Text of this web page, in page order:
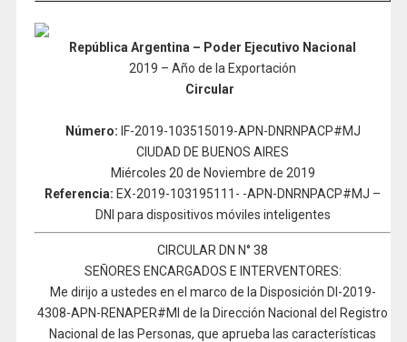
República Argentina – Poder Ejecutivo Nacional
2019 – Año de la Exportación
Circular
Número: IF-2019-103515019-APN-DNRNPACP#MJ
CIUDAD DE BUENOS AIRES
Miércoles 20 de Noviembre de 2019
Referencia: EX-2019-103195111- -APN-DNRNPACP#MJ –
DNI para dispositivos móviles inteligentes
CIRCULAR DN N° 38
SEÑORES ENCARGADOS E INTERVENTORES:
Me dirijo a ustedes en el marco de la Disposición DI-2019-
4308-APN-RENAPER#MI de la Dirección Nacional del Registro
Nacional de las Personas, que aprueba las características